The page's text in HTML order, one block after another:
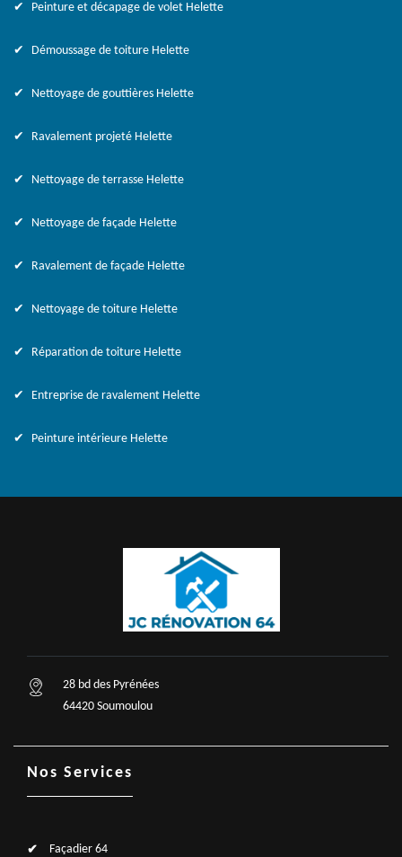
Peinture et décapage de volet Helette
Démoussage de toiture Helette
Nettoyage de gouttières Helette
Ravalement projeté Helette
Nettoyage de terrasse Helette
Nettoyage de façade Helette
Ravalement de façade Helette
Nettoyage de toiture Helette
Réparation de toiture Helette
Entreprise de ravalement Helette
Peinture intérieure Helette
28 bd des Pyrénées
64420 Soumoulou
Nos Services
Façadier 64